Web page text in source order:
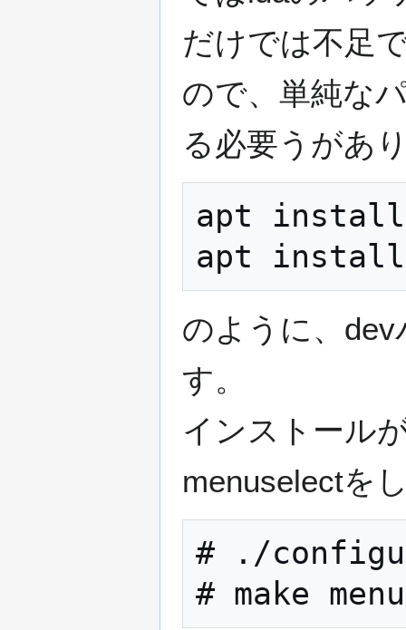
だけでは不足
ので、単純な
る必要うがあ
apt
のように、
す。
インストール
menuselectを
# ./